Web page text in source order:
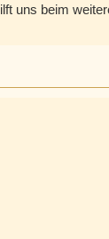
uns beim